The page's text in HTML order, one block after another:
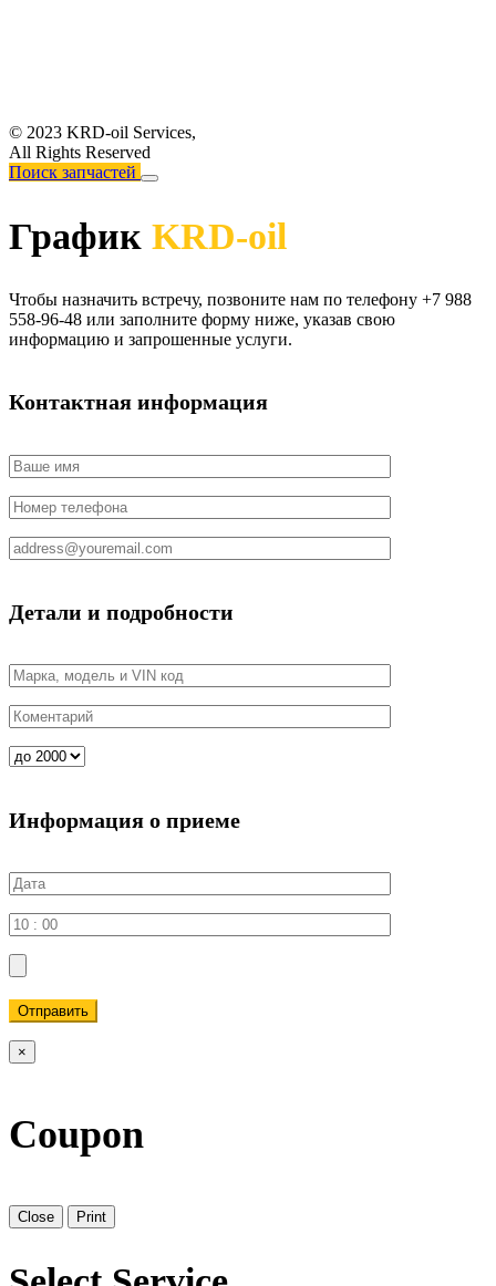
© 2023 KRD-oil Services,
All Rights Reserved
Поиск запчастей
График KRD-oil
Чтобы назначить встречу, позвоните нам по телефону +7 988
558-96-48 или заполните форму ниже, указав свою
информацию и запрошенные услуги.
Контактная информация
Детали и подробности
Информация о приеме
Отправить
×
Coupon
Close Print